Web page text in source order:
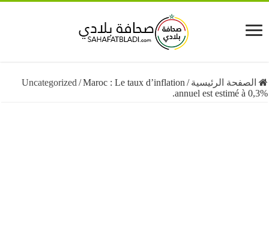
الرئيسية /
Uncategorized/Maroc : Le taux d’inflation
annuel est estimé